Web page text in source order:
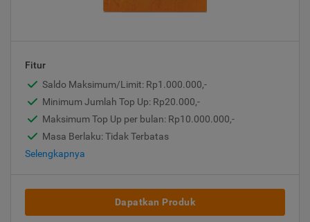
Fitur
Saldo Maksimum/Limit: Rp1.000.000,-
Minimum Jumlah Top Up: Rp20.000,-
Maksimum Top Up per bulan: Rp10.000.000,-
Masa Berlaku: Tidak Terbatas
Selengkapnya
Dapatkan Produk